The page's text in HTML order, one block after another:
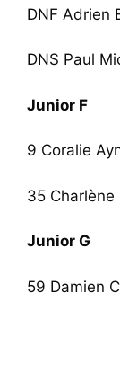
DNF Adrien
DNS Paul
Junior F
9 Coralie
35 Charlène
Junior G
59 Damien